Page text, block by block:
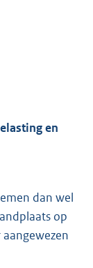
en
dan wel
op